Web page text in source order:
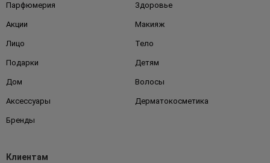
Парфюмерия Здоровье
Акции Макияж
Лицо Тело
Подарки Детям
Дом Волосы
Аксессуары Дерматокосметика
Бренды
Клиентам